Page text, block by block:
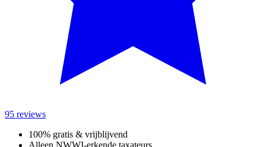
95 reviews
100% gratis & vrijblijvend
Alleen NWWI-erkende taxateurs